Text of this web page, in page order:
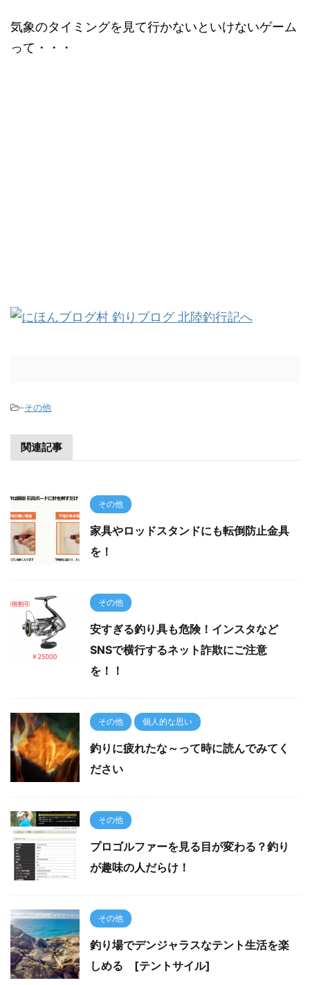
気象のタイミングを見て行かないといけないゲーム
って・・・
-その他
関連記事
その他
家具やロッドスタンドにも転倒防止金具
を！
その他
安すぎる釣り具も危険！インスタなど
SNSで横行するネット詐欺にご注意
を！！
その他 個人的な思い
釣りに疲れたな～って時に読んでみてく
ださい
その他
プロゴルファーを見る目が変わる？釣り
が趣味の人だらけ！
その他
釣り場でデンジャラスなテント生活を楽
しめる [テントサイル]